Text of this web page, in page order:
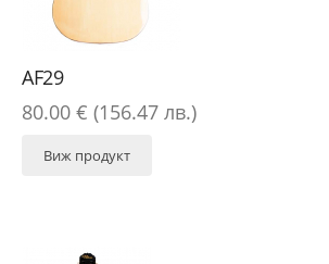
AF29
80.00 € (156.47 лв.)
Виж продукт